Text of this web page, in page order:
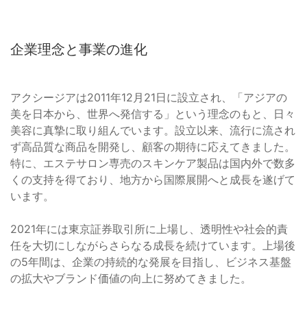
企業理念と事業の進化
アクシージアは2011年12月21日に設立され、「アジアの
美を日本から、世界へ発信する」という理念のもと、日々
美容に真摯に取り組んでいます。設立以来、流行に流され
ず高品質な商品を開発し、顧客の期待に応えてきました。
特に、エステサロン専売のスキンケア製品は国内外で数多
くの支持を得ており、地方から国際展開へと成長を遂げて
います。
2021年には東京証券取引所に上場し、透明性や社会的責
任を大切にしながらさらなる成長を続けています。上場後
の5年間は、企業の持続的な発展を目指し、ビジネス基盤
の拡大やブランド価値の向上に努めてきました。